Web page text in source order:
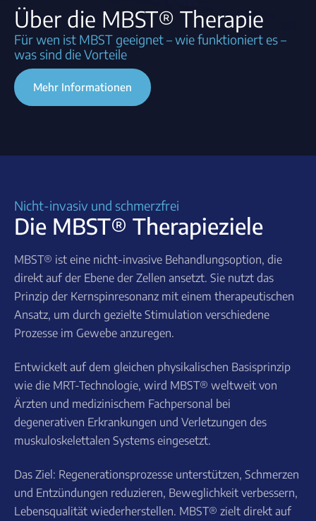
Über die MBST® Therapie
Für wen ist MBST geeignet – wie funktioniert es –
was sind die Vorteile
Mehr Informationen
Nicht-invasiv und schmerzfrei
Die MBST® Therapieziele
MBST® ist eine nicht-invasive Behandlungsoption, die
direkt auf der Ebene der Zellen ansetzt. Sie nutzt das
Prinzip der Kernspinresonanz mit einem therapeutischen
Ansatz, um durch gezielte Stimulation verschiedene
Prozesse im Gewebe anzuregen.
Entwickelt auf dem gleichen physikalischen Basisprinzip
wie die MRT-Technologie, wird MBST® weltweit von
Ärzten und medizinischem Fachpersonal bei
degenerativen Erkrankungen und Verletzungen des
muskuloskelettalen Systems eingesetzt.
Das Ziel: Regenerationsprozesse unterstützen, Schmerzen
und Entzündungen reduzieren, Beweglichkeit verbessern,
Lebensqualität wiederherstellen. MBST® zielt direkt auf